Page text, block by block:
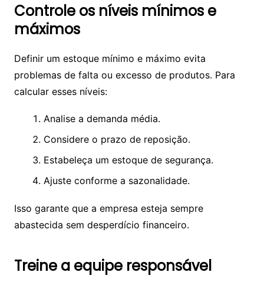
Controle os níveis mínimos e
máximos
Definir um estoque mínimo e máximo evita
problemas de falta ou excesso de produtos. Para
calcular esses níveis:
Analise a demanda média.
Considere o prazo de reposição.
Estabeleça um estoque de segurança.
Ajuste conforme a sazonalidade.
Isso garante que a empresa esteja sempre
abastecida sem desperdício financeiro.
Treine a equipe responsável